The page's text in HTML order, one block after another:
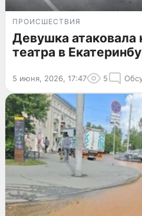
ПРОИСШЕСТВИЯ
Девушка атаковала
театра в
5 июня, 2026, 17:47 5